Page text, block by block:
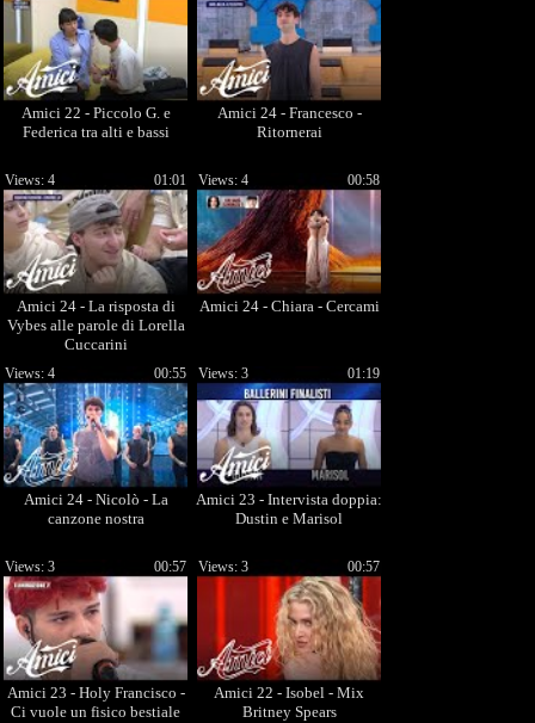
Amici 22 - Piccolo G. e
Federica tra alti e bassi
Amici 24 - Francesco -
Ritornerai
Amici 24 - La risposta di
Vybes alle parole di Lorella
Cuccarini
01:01
Views: 4
Amici 24 - Chiara - Cercami
00:58
Views: 4
Amici 24 - Nicolò - La
canzone nostra
00:55
Views: 4
Amici 23 - Intervista doppia:
Dustin e Marisol
01:19
Views: 3
Amici 23 - Holy Francisco -
Ci vuole un fisico bestiale
00:57
Views: 3
Amici 22 - Isobel - Mix
Britney Spears
00:57
Views: 3